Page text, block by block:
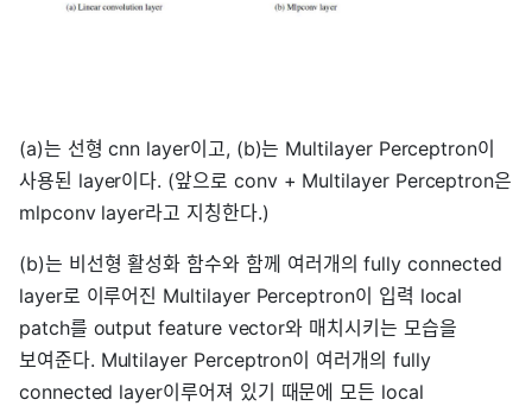
(a)는 선형 cnn layer이고, (b)는 Multilayer Perceptron이
사용된 layer이다. (앞으로 conv + Multilayer Perceptron은
mlpconv layer라고 지칭한다.)
(b)는 비선형 활성화 함수와 함께 여러개의 fully connected
layer로 이루어진 Multilayer Perceptron이 입력 local
patch를 output feature vector와 매치시키는 모습을
보여준다. Multilayer Perceptron이 여러개의 fully
connected layer이루어져 있기 때문에 모든 local